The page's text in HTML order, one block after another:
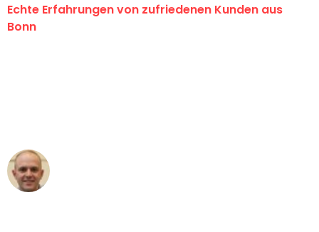
Echte Erfahrungen von zufriedenen Kunden aus
Bonn